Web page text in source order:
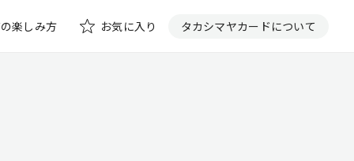
楽しみ方 お気に入り タカシマヤカードについて